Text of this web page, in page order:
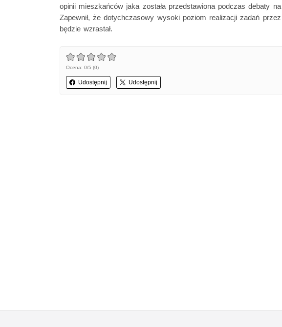
opinii mieszkańców jaka została przedstawiona podczas debaty
Zapewnił, że dotychczasowy wysoki poziom realizacji zadań
będzie wzrastał.
Ocena: 0/5 (0)
Udostępnij Udostępnij